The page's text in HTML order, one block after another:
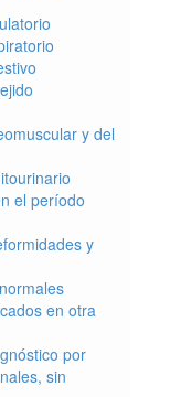
y del
el período
y
en otra
por
sin